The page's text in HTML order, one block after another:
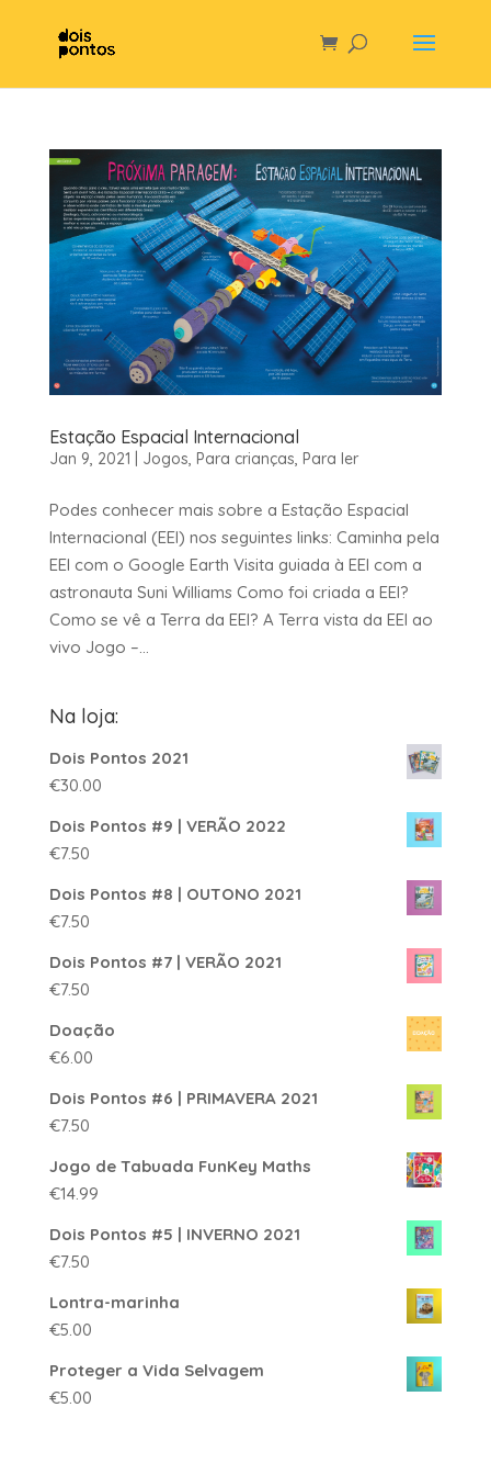
Estação Espacial Internacional
Jan 9, 2021 Jogos, Para crianças, Para ler
Podes conhecer mais sobre a Estação Espacial
Internacional (EEI) nos seguintes links: Caminha pela
EEI com o Google Earth Visita guiada à EEI com a
astronauta Suni Williams Como foi criada a EEI?
Como se vê a Terra da EEI? A Terra vista da EEI ao
vivo Jogo –...
Na loja:
Dois Pontos 2021
€30.00
Dois Pontos #9 | VERÃO 2022
€7.50
Dois Pontos #8 | OUTONO 2021
€7.50
Dois Pontos #7 | VERÃO 2021
€7.50
Doação
€6.00
Dois Pontos #6 | PRIMAVERA 2021
€7.50
Jogo de Tabuada FunKey Maths
€14.99
Dois Pontos #5 | INVERNO 2021
€7.50
Lontra-marinha
€5.00
Proteger a Vida Selvagem
€5.00